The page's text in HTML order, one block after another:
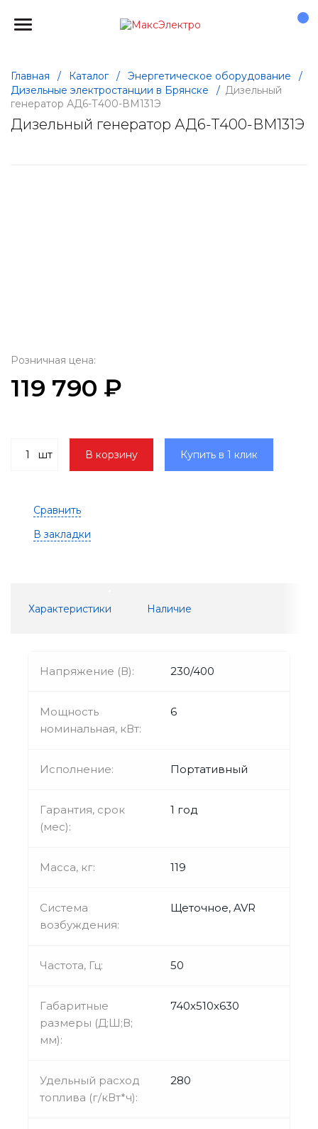
Главная / Каталог / Энергетическое оборудование
/
Дизельные электростанции в Брянске
/ Дизельный
генератор АД6-Т400-ВМ131Э
Дизельный генератор АД6-Т400-ВМ131Э
Розничная цена:
119 790 ₽
шт В корзину Купить в 1 клик
Сравнить
В закладки
Характеристики Наличие
Напряжение (В): 230/400
Мощность
номинальная, кВт:
6
Исполнение: Портативный
Гарантия, срок
(мес):
1 год
Масса, кг: 119
Система
возбуждения:
Щеточное, AVR
Частота, Гц: 50
Габаритные
размеры (Д;Ш;В;
мм):
740x510x630
Удельный расход
топлива (г/кВт*ч):
280